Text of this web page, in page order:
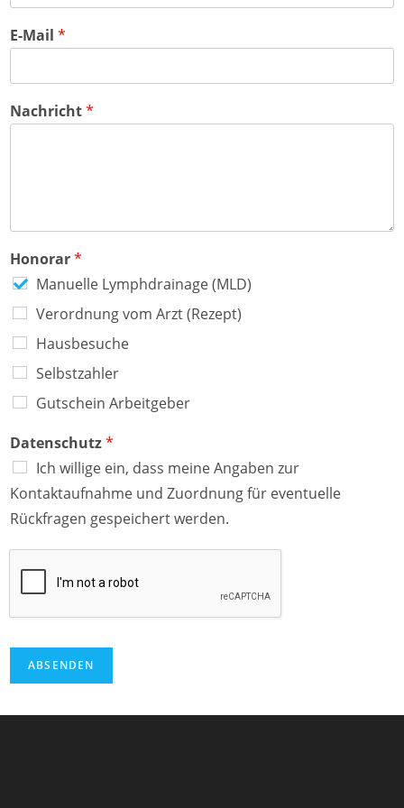
i
e
n
E-Mail *
Nachricht*
Honorar*
Manuelle Lymphdrainage (MLD)
Verordnung vom Arzt (Rezept)
Hausbesuche
Selbstzahler
Gutschein Arbeitgeber
Datenschutz*
Ich willige ein, dass meine Angaben zur
Kontaktaufnahme und Zuordnung für eventuelle
Rückfragen gespeichert werden.
ABSENDEN